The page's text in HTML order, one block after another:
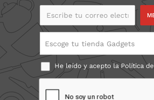
Escribe tu correo
Escoge tu tienda Gadgets
He leído y acepto laPolítica